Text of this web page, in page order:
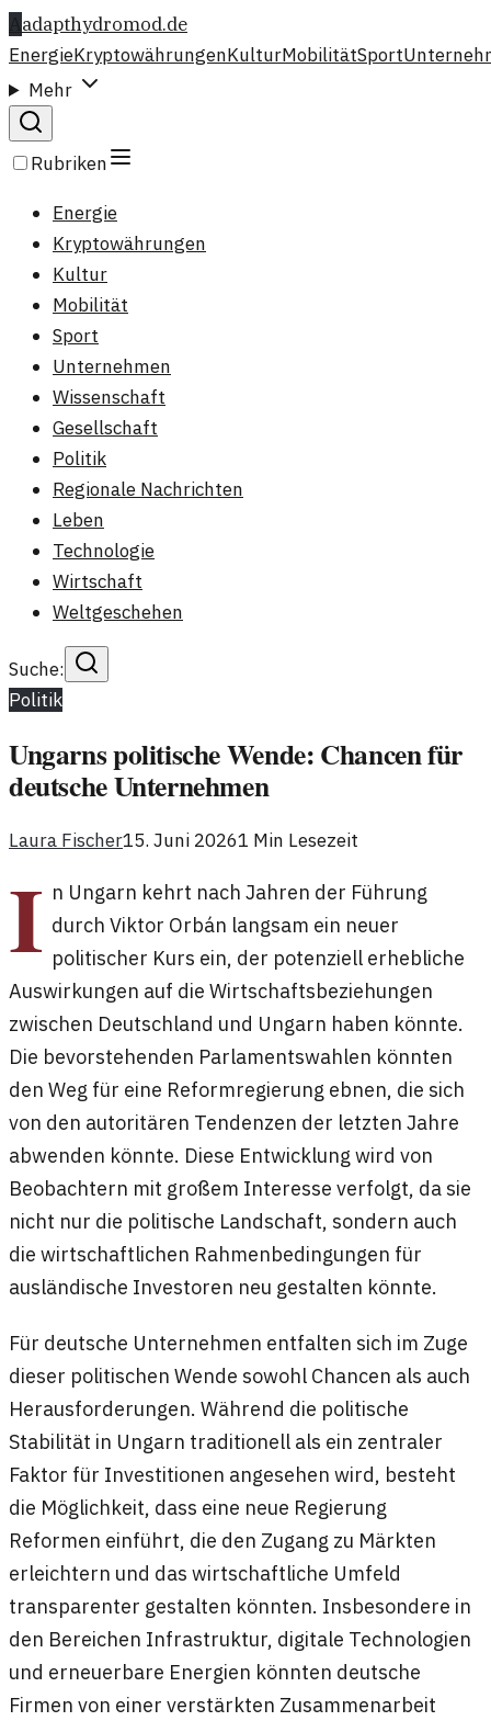
Aadapthydromod.de
EnergieKryptowährungenKulturMobilitätSport
Mehr
Rubriken
Energie
Kryptowährungen
Kultur
Mobilität
Sport
Unternehmen
Wissenschaft
Gesellschaft
Politik
Regionale Nachrichten
Leben
Technologie
Wirtschaft
Weltgeschehen
Suche:
Politik
Ungarns politische Wende: Chancen für
deutsche Unternehmen
Laura Fischer15. Juni 20261 Min Lesezeit
I n Ungarn kehrt nach Jahren der Führung
durch Viktor Orbán langsam ein neuer
politischer Kurs ein, der potenziell erhebliche
Auswirkungen auf die Wirtschaftsbeziehungen
zwischen Deutschland und Ungarn haben könnte.
Die bevorstehenden Parlamentswahlen könnten
den Weg für eine Reformregierung ebnen, die sich
von den autoritären Tendenzen der letzten Jahre
abwenden könnte. Diese Entwicklung wird von
Beobachtern mit großem Interesse verfolgt, da sie
nicht nur die politische Landschaft, sondern auch
die wirtschaftlichen Rahmenbedingungen für
ausländische Investoren neu gestalten könnte.
Für deutsche Unternehmen entfalten sich im Zuge
dieser politischen Wende sowohl Chancen als auch
Herausforderungen. Während die politische
Stabilität in Ungarn traditionell als ein zentraler
Faktor für Investitionen angesehen wird, besteht
die Möglichkeit, dass eine neue Regierung
Reformen einführt, die den Zugang zu Märkten
erleichtern und das wirtschaftliche Umfeld
transparenter gestalten könnten. Insbesondere in
den Bereichen Infrastruktur, digitale Technologien
und erneuerbare Energien könnten deutsche
Firmen von einer verstärkten Zusammenarbeit